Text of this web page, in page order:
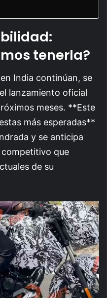
tenerla?
India continúan, se
lanzamiento oficial
meses. **Este
más esperadas**
y se anticipa
que
de su